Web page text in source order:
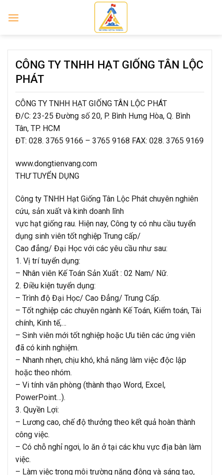
CÔNG TY TNHH HẠT GIỐNG TÂN LỘC
PHÁT
CÔNG TY TNHH HẠT GIỐNG TÂN LỘC PHÁT
Đ/C: 23-25 Đường số 20, P. Bình Hưng Hòa, Q. Bình
Tân, TP. HCM
ĐT: 028. 3765 9166 – 3765 9168 FAX: 028. 3765 9169
www.dongtienvang.com
THƯ TUYỂN DỤNG
Công ty TNHH Hạt Giống Tân Lộc Phát chuyên nghiên
cứu, sản xuất và kinh doanh lĩnh
vực hạt giống rau. Hiện nay, Công ty có nhu cầu tuyển
dụng sinh viên tốt nghiệp Trung cấp/
Cao đẳng/ Đại Học với các yêu cầu như sau:
1. Vị trí tuyển dụng:
– Nhân viên Kế Toán Sản Xuất : 02 Nam/ Nữ.
2. Điều kiện tuyển dụng:
– Trình độ Đại Học/ Cao Đẳng/ Trung Cấp.
– Tốt nghiệp các chuyên ngành Kế Toán, Kiểm toán, Tài
chính, Kinh tế,…
– Sinh viên mới tốt nghiệp hoặc Ưu tiên các ứng viên
đã có kinh nghiệm.
– Nhanh nhẹn, chịu khó, khả năng làm việc độc lập
hoặc theo nhóm.
– Vi tính văn phòng (thành thạo Word, Excel,
PowerPoint…).
3. Quyền Lợi:
– Lương cao, chế độ thưởng theo kết quả hoàn thành
công việc.
– Có chỗ nghỉ ngơi, lo ăn ở tại các khu vực địa bàn làm
việc.
– Làm việc trong môi trường năng động và sáng tạo,